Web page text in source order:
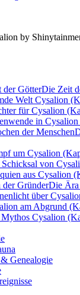
by
Die Zeit
Welt Cysalion
für Cysalion
in
um Cysalion
Schicksal von
aus Cysalion
Die Ära
über
am Abgrund
Cysalion
Genealogie